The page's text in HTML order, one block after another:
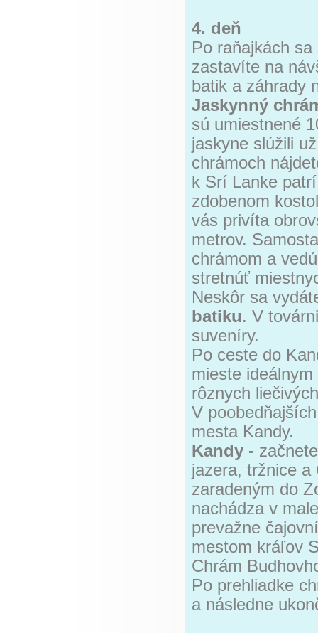
4. deň
Po raňajkách
zastavíte na
batik a záhrady
Jaskynný
sú umiestnené
jaskyne slúžili
chrámoch
k Srí Lanke
zdobenom
vás privíta
metrov.
chrámom a
stretnúť
Neskôr sa
batiku. V
suveníry.
Po ceste do
mieste
rôznych
V
mesta Kandy.
Kandy -
jazera, tržnice a
zaradeným do
nachádza v
prevažne
mestom kráľov
Chrám
Po prehliadke
a následne